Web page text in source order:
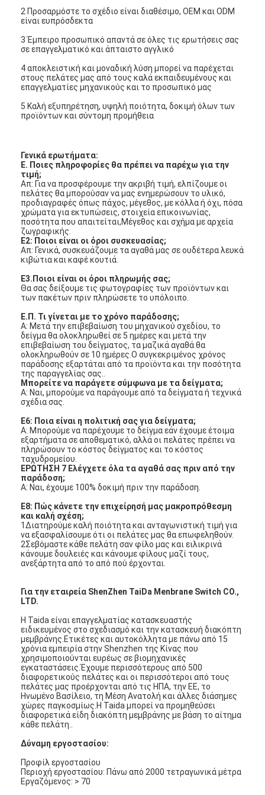
2 Προσαρμόστε το σχέδιο είναι διαθέσιμο, OEM και ODM
είναι ευπρόσδεκτα
3 Έμπειρο προσωπικό απαντά σε όλες τις ερωτήσεις σας
σε επαγγελματικό και άπταιστο αγγλικό
4 αποκλειστική και μοναδική λύση μπορεί να παρέχεται
στους πελάτες μας από τους καλά εκπαιδευμένους και
επαγγελματίες μηχανικούς και το προσωπικό μας
5 Καλή εξυπηρέτηση, υψηλή ποιότητα, δοκιμή όλων των
προϊόντων και σύντομη προμήθεια
Γενικά ερωτήματα:
Ε. Ποιες πληροφορίες θα πρέπει να παρέχω για την
τιμή;
Απ: Για να προσφέρουμε την ακριβή τιμή, ελπίζουμε οι
πελάτες θα μπορούσαν να μας ενημερώσουν το υλικό,
προδιαγραφές όπως πάχος, μέγεθος, με κόλλα ή όχι, πόσα
χρώματα για εκτυπώσεις, στοιχεία επικοινωνίας,
ποσότητα που απαιτείται,Μέγεθος και σχήμα με αρχεία
ζωγραφικής.
Ε2: Ποιοι είναι οι όροι συσκευασίας;
Απ: Γενικά, συσκευάζουμε τα αγαθά μας σε ουδέτερα λευκά
κιβώτια και καφέ κουτιά.
Ε3.Ποιοι είναι οι όροι πληρωμής σας;
Θα σας δείξουμε τις φωτογραφίες των προϊόντων και
των πακέτων πριν πληρώσετε το υπόλοιπο.
Ε.Π. Τι γίνεται με το χρόνο παράδοσης;
Α: Μετά την επιβεβαίωση του μηχανικού σχεδίου, το
δείγμα θα ολοκληρωθεί σε 5 ημέρες και μετά την
επιβεβαίωση του δείγματος, τα μαζικά αγαθά θα
ολοκληρωθούν σε 10 ημέρες.Ο συγκεκριμένος χρόνος
παράδοσης εξαρτάται από τα προϊόντα και την ποσότητα
της παραγγελίας σας..
Μπορείτε να παράγετε σύμφωνα με τα δείγματα;
Α: Ναι, μπορούμε να παράγουμε από τα δείγματα ή τεχνικά
σχέδια σας.
Ε6: Ποια είναι η πολιτική σας για δείγματα;
Α: Μπορούμε να παρέχουμε το δείγμα εάν έχουμε έτοιμα
εξαρτήματα σε αποθεματικό, αλλά οι πελάτες πρέπει να
πληρώσουν το κόστος δείγματος και το κόστος
ταχυδρομείου.
ΕΡΩΤΗΣΗ 7 Ελέγχετε όλα τα αγαθά σας πριν από την
παράδοση;
Α: Ναι, έχουμε 100% δοκιμή πριν την παράδοση.
Ε8: Πώς κάνετε την επιχείρησή μας μακροπρόθεσμη
και καλή σχέση;
1Διατηρούμε καλή ποιότητα και ανταγωνιστική τιμή για
να εξασφαλίσουμε ότι οι πελάτες μας θα επωφεληθούν.
2Σεβόμαστε κάθε πελάτη σαν φίλο μας και ειλικρινά
κάνουμε δουλειές και κάνουμε φίλους μαζί τους,
ανεξάρτητα από το από πού έρχονται.
Για την εταιρεία ShenZhen TaiDa Menbrane Switch CO.,
LTD.
Η Taida είναι επαγγελματίας κατασκευαστής
ειδικευμένος στο σχεδιασμό και την κατασκευή διακόπτη
μεμβράνης.Ετικέτες και αυτοκόλλητα με πάνω από 15
χρόνια εμπειρία στην Shenzhen της Κίνας που
χρησιμοποιούνται ευρέως σε βιομηχανικές
εγκαταστάσεις.Έχουμε περισσότερους από 500
διαφορετικούς πελάτες και οι περισσότεροι από τους
πελάτες μας προέρχονται από τις ΗΠΑ, την ΕΕ, το
Ηνωμένο Βασίλειο, τη Μέση Ανατολή και άλλες διάσημες
χώρες παγκοσμίως.Η Taida μπορεί να προμηθεύσει
διαφορετικά είδη διακόπτη μεμβράνης με βάση το αίτημα
κάθε πελάτη..
Δύναμη εργοστασίου:
Προφίλ εργοστασίου
Περιοχή εργοστασίου: Πάνω από 2000 τετραγωνικά μέτρα
Εργαζόμενος: > 70